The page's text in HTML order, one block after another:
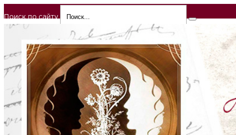
Поиск по сайту